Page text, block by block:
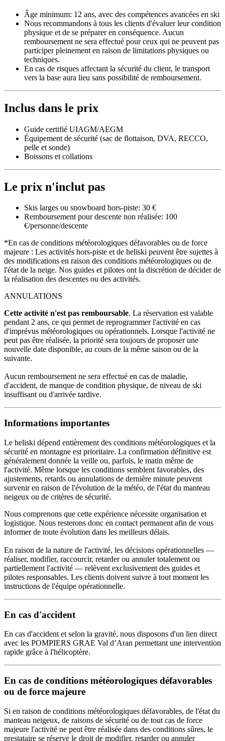
Âge minimum: 12 ans, avec des compétences avancées en ski
Nous recommandons à tous les clients d'évaluer leur condition
physique et de se préparer en conséquence. Aucun
remboursement ne sera effectué pour ceux qui ne peuvent pas
participer pleinement en raison de limitations physiques ou
techniques.
En cas de risques affectant la sécurité du client, le transport
vers la base aura lieu sans possibilité de remboursement.
Inclus dans le prix
Guide certifié UIAGM/AEGM
Équipement de sécurité (sac de flottaison, DVA, RECCO,
pelle et sonde)
Boissons et collations
Le prix n'inclut pas
Skis larges ou snowboard hors-piste: 30 €
Remboursement pour descente non réalisée: 100
€/personne/descente
*En cas de conditions météorologiques défavorables ou de force
majeure : Les activités hors-piste et de heliski peuvent être sujettes à
des modifications en raison des conditions météorologiques ou de
l'état de la neige. Nos guides et pilotes ont la discrétion de décider de
la réalisation des descentes ou des activités.
ANNULATIONS
Cette activité n'est pas remboursable. La réservation est valable
pendant 2 ans, ce qui permet de reprogrammer l'activité en cas
d'imprévus météorologiques ou opérationnels. Lorsque l'activité ne
peut pas être réalisée, la priorité sera toujours de proposer une
nouvelle date disponible, au cours de la même saison ou de la
suivante.
Aucun remboursement ne sera effectué en cas de maladie,
d'accident, de manque de condition physique, de niveau de ski
insuffisant ou d'arrivée tardive.
Informations importantes
Le heliski dépend entièrement des conditions météorologiques et la
sécurité en montagne est prioritaire. La confirmation définitive est
généralement donnée la veille ou, parfois, le matin même de
l'activité. Même lorsque les conditions semblent favorables, des
ajustements, retards ou annulations de dernière minute peuvent
survenir en raison de l'évolution de la météo, de l'état du manteau
neigeux ou de critères de sécurité.
Nous comprenons que cette expérience nécessite organisation et
logistique. Nous resterons donc en contact permanent afin de vous
informer de toute évolution dans les meilleurs délais.
En raison de la nature de l'activité, les décisions opérationnelles —
réaliser, modifier, raccourcir, retarder ou annuler totalement ou
partiellement l'activité — relèvent exclusivement des guides et
pilotes responsables. Les clients doivent suivre à tout moment les
instructions de l'équipe opérationnelle.
En cas d'accident
En cas d'accident et selon la gravité, nous disposons d'un lien direct
avec les POMPIERS GRAE Val d’Aran permettant une intervention
rapide grâce à l'hélicoptère.
En cas de conditions météorologiques défavorables
ou de force majeure
Si en raison de conditions météorologiques défavorables, de l'état du
manteau neigeux, de raisons de sécurité ou de tout cas de force
majeure l'activité ne peut être réalisée dans des conditions sûres, le
prestataire se réserve le droit de modifier, retarder ou annuler